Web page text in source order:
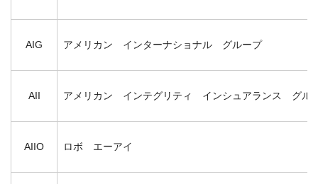
AIG アメリカン インターナショナル グループ
AII アメリカン インテグリティ インシュアランス グル
AIIO ロボ エーアイ